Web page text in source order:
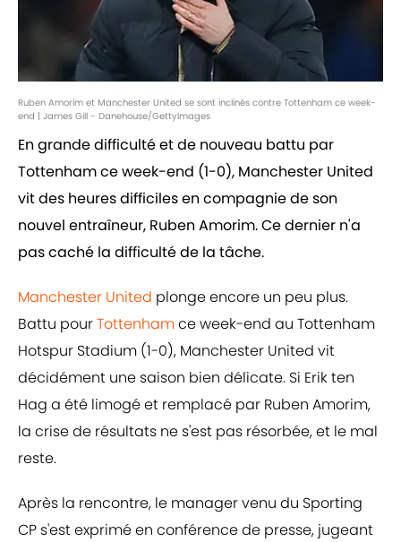
Ruben Amorim et Manchester United se sont inclinés contre Tottenham ce week-
end | James Gill - Danehouse/GettyImages
En grande difficulté et de nouveau battu par
Tottenham ce week-end (1-0), Manchester United
vit des heures difficiles en compagnie de son
nouvel entraîneur, Ruben Amorim. Ce dernier n'a
pas caché la difficulté de la tâche.
Manchester United plonge encore un peu plus.
Battu pourTottenhamce week-end au Tottenham
Hotspur Stadium (1-0), Manchester United vit
décidément une saison bien délicate. Si Erik ten
Hag a été limogé et remplacé par Ruben Amorim,
la crise de résultats ne s'est pas résorbée, et le mal
reste.
Après la rencontre, le manager venu du Sporting
CP s'est exprimé en conférence de presse, jugeant